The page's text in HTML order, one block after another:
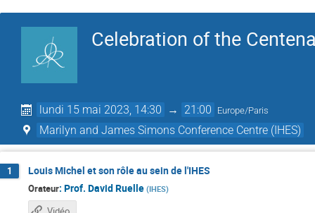
Celebration of the
lundi 15 mai 2023, 14:30 → 21:00 Europe/Paris
Marilyn and James Simons Conference Centre (IHES)
1 Louis Michel et son rôle au sein de l'IHES
Orateur: Prof. David Ruelle (IHES)